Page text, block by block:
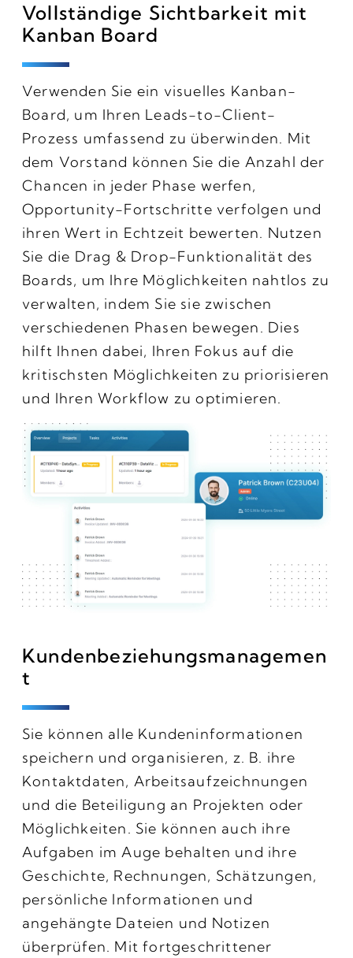
Vollständige Sichtbarkeit mit
Kanban Board
Verwenden Sie ein visuelles Kanban-
Board, um Ihren Leads-to-Client-
Prozess umfassend zu überwinden. Mit
dem Vorstand können Sie die Anzahl der
Chancen in jeder Phase werfen,
Opportunity-Fortschritte verfolgen und
ihren Wert in Echtzeit bewerten. Nutzen
Sie die Drag & Drop-Funktionalität des
Boards, um Ihre Möglichkeiten nahtlos zu
verwalten, indem Sie sie zwischen
verschiedenen Phasen bewegen. Dies
hilft Ihnen dabei, Ihren Fokus auf die
kritischsten Möglichkeiten zu priorisieren
und Ihren Workflow zu optimieren.
Kundenbeziehungsmanagemen
t
Sie können alle Kundeninformationen
speichern und organisieren, z. B. ihre
Kontaktdaten, Arbeitsaufzeichnungen
und die Beteiligung an Projekten oder
Möglichkeiten. Sie können auch ihre
Aufgaben im Auge behalten und ihre
Geschichte, Rechnungen, Schätzungen,
persönliche Informationen und
angehängte Dateien und Notizen
überprüfen. Mit fortgeschrittener